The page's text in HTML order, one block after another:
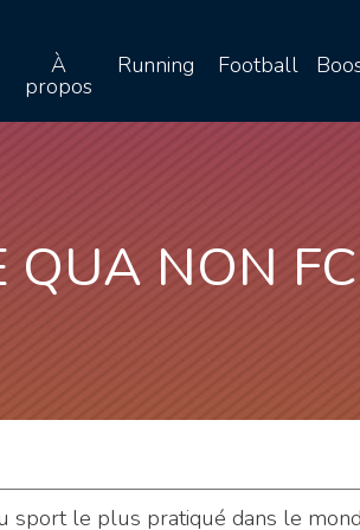
À
propos
Running Football
QUA NON
sport le plus pratiqué dans le